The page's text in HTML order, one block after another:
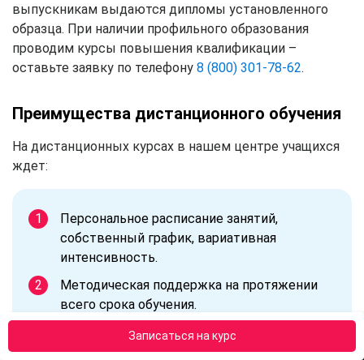
Записаться на курс
выпускникам выдаются дипломы установленного
образца. При наличии профильного образования
проводим курсы повышения квалификации –
оставьте заявку по телефону 8 (800) 301-78-62.
Преимущества дистанционного обучения
На дистанционных курсах в нашем центре учащихся
ждет:
Персональное расписание занятий,
собственный график, вариативная
интенсивность.
Методическая поддержка на протяжении
всего срока обучения.
Практика по месту работы.